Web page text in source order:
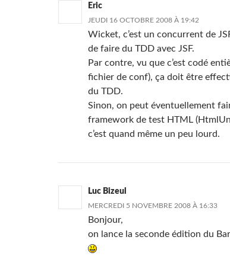
Eric
JEUDI 16 OCTOBRE 2008 À 19:42
Wicket, c’est un concurrent de
de faire du TDD avec JSF.
Par contre, vu que c’est codé
fichier de conf), ça doit être
du TDD.
Sinon, on peut éventuellement
framework de test HTML
c’est quand même un peu lourd.
Luc Bizeul
MERCREDI 5 NOVEMBRE 2008 À 16:33
Bonjour,
on lance la seconde édition du